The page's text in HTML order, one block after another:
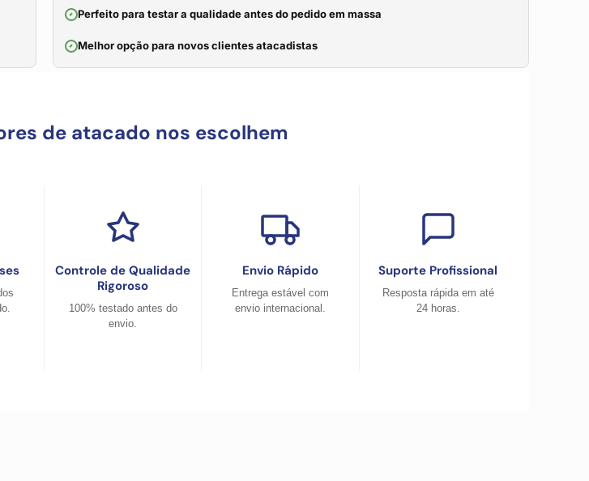
Perfeito para testar a qualidade antes do pedido em massa
Melhor opção para novos clientes atacadistas
de atacado nos escolhem
Controle de Qualidade
Rigoroso
100% testado antes do
envio.
Envio Rápido
Entrega estável com
envio internacional.
Suporte Profissional
Resposta rápida em até
24 horas.